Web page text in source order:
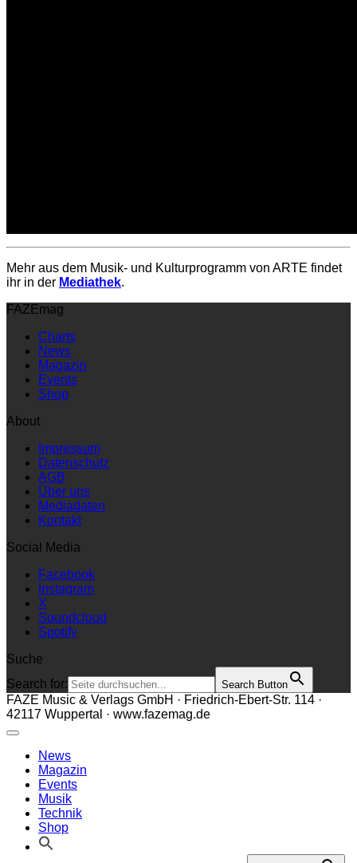
Mehr aus dem Musik- und Kulturprogramm von ARTE findet
ihr in der Mediathek.
FAZEmag
Charts
News
Magazin
Events
Shop
About
Impressum
Datenschutz
AGB
Über uns
Mediadaten
Kontakt
Social Media
Facebook
Instagram
X
Soundcloud
Spotify
Suche
Search for:
Search Button
FAZE Music & Verlags GmbH · Friedrich-Ebert-Str. 114 ·
42117 Wuppertal · www.fazemag.de
News
Magazin
Events
Musik
Technik
Shop